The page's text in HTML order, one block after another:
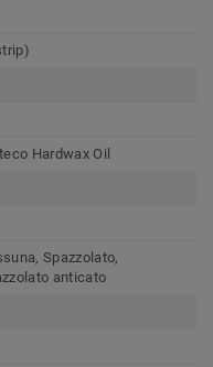
Hardwax Oil
Spazzolato,
anticato